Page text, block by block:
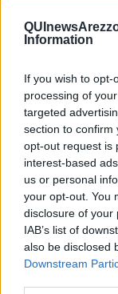
Information
If you wish to
processing of
targeted
section to confirm
opt-out request is
interest-based
us or personal
your opt-out. You
disclosure of your
IAB’s list of
also be disclosed
Downstream
La polizia aretina
“Manzoor”
ristrutturato
AREZZO —
principali figure
Novembre ha
blitz ribattezzato
L'accusa per
favoreggiamento